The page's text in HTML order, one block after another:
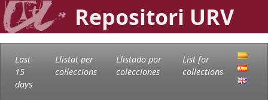
Repositori URV
Last
15
days
Llistat per
col·leccions
Llistado por
colecciones
List for
collections